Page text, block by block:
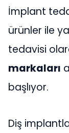
İmplant
ürünler ile
tedavisi
markaları
başlıyor.
Diş